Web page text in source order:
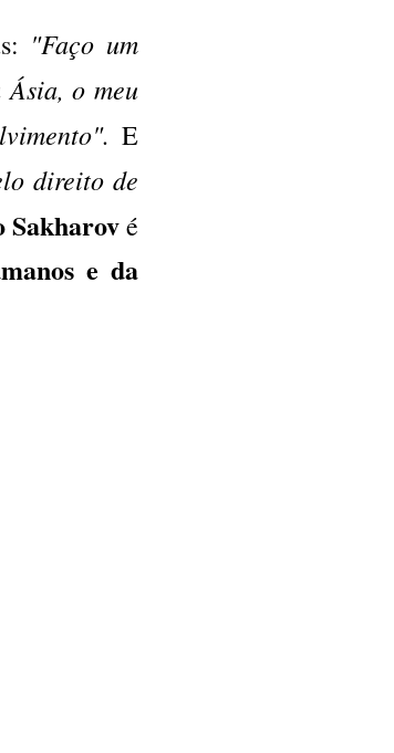
"Faço um
Ásia, o meu
E
direito de
Sakharové
e da